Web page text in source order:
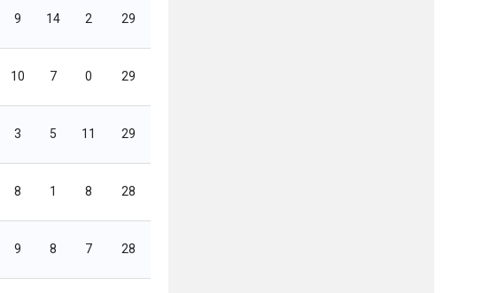
9 14 2 29
10 7 0 29
3 5 11 29
8 1 8 28
9 8 7 28